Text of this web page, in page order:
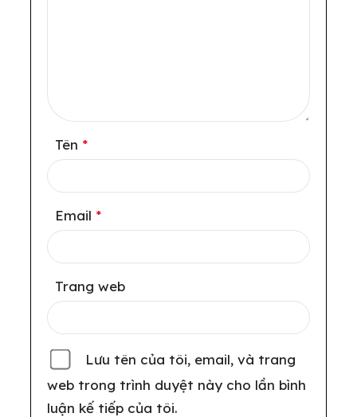
Tên *
Email *
Trang web
Lưu tên của tôi, email, và trang
web trong trình duyệt này cho lần bình
luận kế tiếp của tôi.